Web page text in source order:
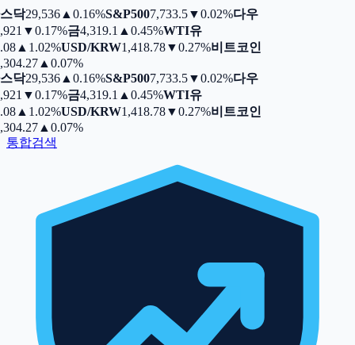
닥29,536▲ 0.16%S&P5007,733.5▼0.02%다우
▼0.17%금4,319.1 ▲ 0.45%WTI유
▲ 1.02%USD/KRW1,418.78▼0.27%비트코인
▲ 0.07%
닥29,536▲ 0.16%S&P5007,733.5▼0.02%다우
▼0.17%금4,319.1 ▲ 0.45%WTI유
▲ 1.02%USD/KRW1,418.78▼0.27%비트코인
▲ 0.07%
통합검색